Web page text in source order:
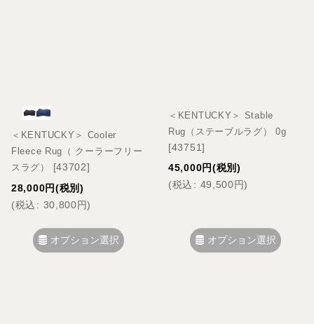
＜KENTUCKY＞ Cooler
Fleece Rug（ クーラーフリー
スラグ）
[43702]
28,000円(税別)
(税込 : 30,800円)
オプション選択
＜KENTUCKY＞ Stable
Rug（ステーブルラグ） 0g
[43751]
45,000円(税別)
(税込 : 49,500円)
オプション選択